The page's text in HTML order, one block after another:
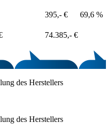
395,- € 69,6 %
74.385,- €
des Herstellers
des Herstellers